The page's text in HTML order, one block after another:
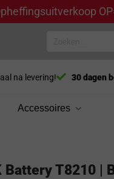
na levering! 30 dagen
Accessoires
Battery T8210